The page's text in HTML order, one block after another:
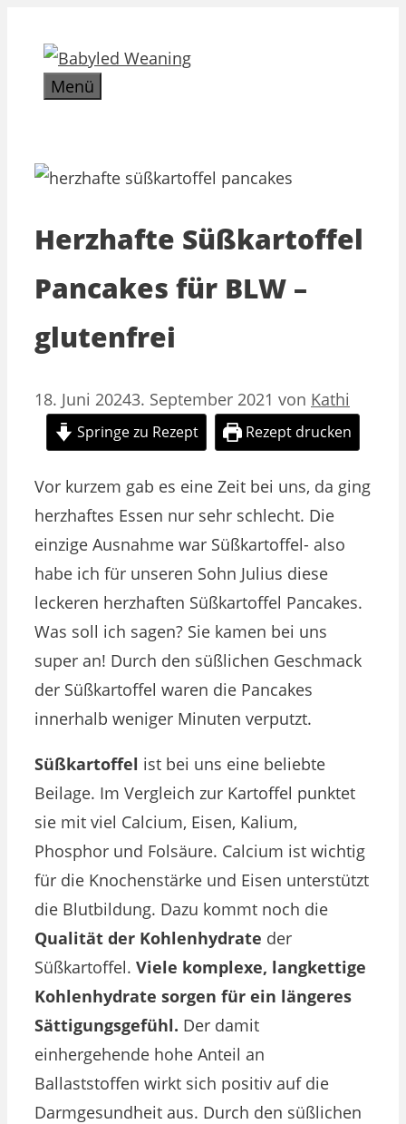
Inhalt
springenMenü
Herzhafte Süßkartoffel
Pancakes für BLW –
glutenfrei
18. Juni 20243. September 2021 von Kathi
Springe zu Rezept Rezept drucken
Vor kurzem gab es eine Zeit bei uns, da ging
herzhaftes Essen nur sehr schlecht. Die
einzige Ausnahme war Süßkartoffel- also
habe ich für unseren Sohn Julius diese
leckeren herzhaften Süßkartoffel Pancakes.
Was soll ich sagen? Sie kamen bei uns
super an! Durch den süßlichen Geschmack
der Süßkartoffel waren die Pancakes
innerhalb weniger Minuten verputzt.
Süßkartoffel ist bei uns eine beliebte
Beilage. Im Vergleich zur Kartoffel punktet
sie mit viel Calcium, Eisen, Kalium,
Phosphor und Folsäure. Calcium ist wichtig
für die Knochenstärke und Eisen unterstützt
die Blutbildung. Dazu kommt noch die
Qualität der Kohlenhydrate der
Süßkartoffel. Viele komplexe, langkettige
Kohlenhydrate sorgen für ein längeres
Sättigungsgefühl. Der damit
einhergehende hohe Anteil an
Ballaststoffen wirkt sich positiv auf die
Darmgesundheit aus. Durch den süßlichen